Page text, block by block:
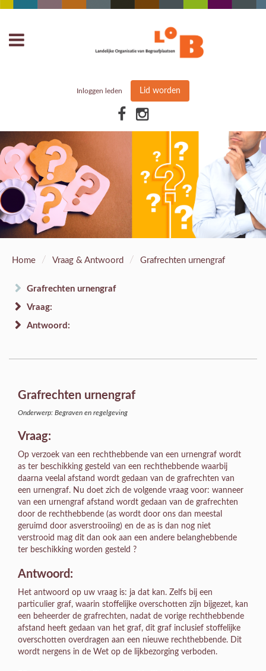
Inloggen leden Lid worden
Home / Vraag & Antwoord / Grafrechten urnengraf
Grafrechten urnengraf
Vraag:
Antwoord:
Grafrechten urnengraf
Onderwerp: Begraven en regelgeving
Vraag:
Op verzoek van een rechthebbende van een urnengraf wordt
as ter beschikking gesteld van een rechthebbende waarbij
daarna veelal afstand wordt gedaan van de grafrechten van
een urnengraf. Nu doet zich de volgende vraag voor: wanneer
van een urnengraf afstand wordt gedaan van de grafrechten
door de rechthebbende (as wordt door ons dan meestal
geruimd door asverstrooiing) en de as is dan nog niet
verstrooid mag dit dan ook aan een andere belanghebbende
ter beschikking worden gesteld ?
Antwoord:
Het antwoord op uw vraag is: ja dat kan. Zelfs bij een
particulier graf, waarin stoffelijke overschotten zijn bijgezet, kan
een beheerder de grafrechten, nadat de vorige rechthebbende
afstand heeft gedaan van het graf, dit graf inclusief stoffelijke
overschotten overdragen aan een nieuwe rechthebbende. Dit
wordt nergens in de Wet op de lijkbezorging verboden.